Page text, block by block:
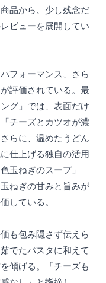
品から、少し残念だ
ビューを展開してい
フォーマンス、さら
評価されている。最
グ」では、表面だけ
チーズとカツオが濃
らに、温めたうどん
仕上げる独自の活用
玉ねぎのスープ」
ねぎの甘みと旨みが
している。
も包み隠さず伝えら
でたパスタに和えて
傾げる。「チーズも